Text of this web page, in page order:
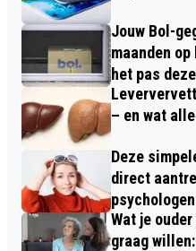
Jouw Bol-
maanden
het pas
– en wat
Deze
direct
Wat je
graag